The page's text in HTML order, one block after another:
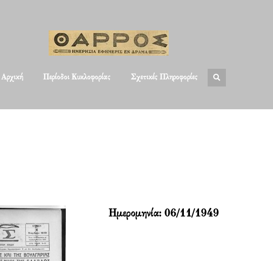
Αρχική Περίοδοι Κυκλοφορίας Σχετικές Πληροφορίες
Ημερομηνία: 06/11/1949